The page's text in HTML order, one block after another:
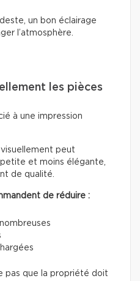
un bon éclairage
l’atmosphère.
les pièces
à une impression
peut
et moins élégante,
de qualité.
de réduire :
pas que la propriété doit